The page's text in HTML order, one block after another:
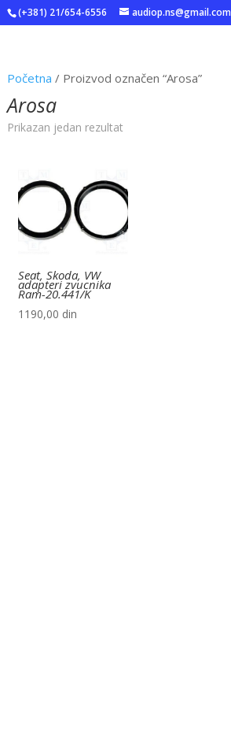
(+381) 21/654-6556 audiop.ns@gmail.com
Početna / Proizvod označen “Arosa”
Arosa
Prikazan jedan rezultat
Seat, Skoda, VW
adapteri zvucnika
Ram-20.441/K
1190,00 din